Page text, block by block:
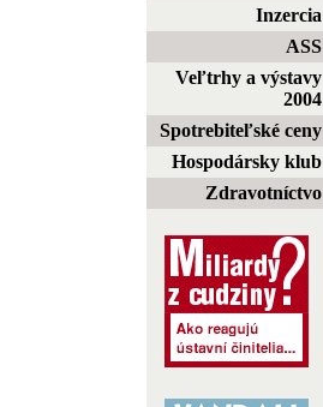
Inzercia
ASS
Veľtrhy a výstavy
2004
Spotrebiteľské ceny
Hospodársky klub
Zdravotníctvo